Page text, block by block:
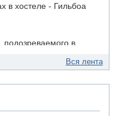
в хостеле - Гильбоа
в
Вся лента